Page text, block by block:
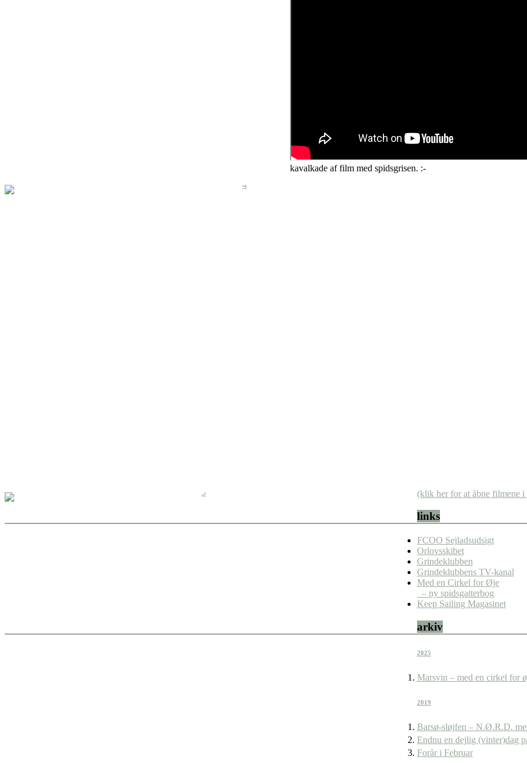
kavalkade af film med spidsgrisen. :-
(klik her for at åbne filmene
links
FCOO Sejladsudsigt
Orlovsskibet
Grindeklubben
Grindeklubbens TV-kanal
Med en Cirkel for Øje
– ny spidsgatterbog
Keep Sailing Magasinet
arkiv
2025
Marsvin – med en cirkel for
2019
Barsø-sløjfen – N.Ø.R.D.
Endnu en dejlig (vinter)dag
Forår i Februar